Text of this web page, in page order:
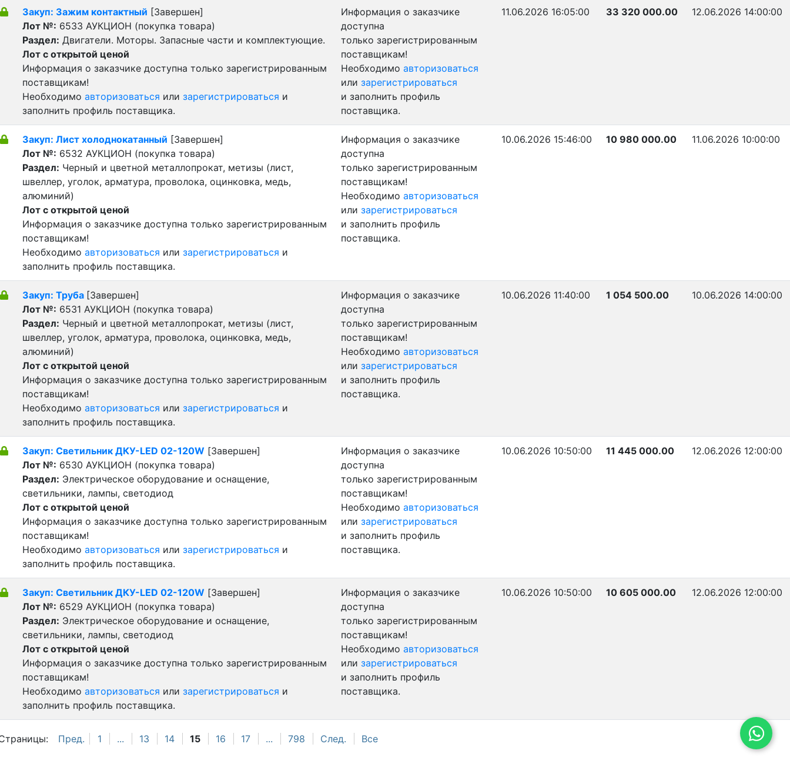
Пред. 1 ... 13 14 15 16 17 ... 798 След. Все
Закуп: Зажим контактный [Завершен]
Лот №: 6533 АУКЦИОН (покупка товара)
Раздел: Двигатели. Моторы. Запасные части и комплектующие.
Лот с открытой ценой
Информация о заказчике доступна только зарегистрированным
поставщикам!
Необходимо авторизоваться или зарегистрироваться и
заполнить профиль поставщика.
Информация о заказчике
доступна
только зарегистрированным
поставщикам!
Необходимо авторизоваться
или зарегистрироваться
и заполнить профиль
поставщика.
11.06.2026 16:05:00 33 320 000.00 12.06.2026 14:00:00
Закуп: Лист холоднокатанный [Завершен]
Лот №: 6532 АУКЦИОН (покупка товара)
Раздел: Черный и цветной металлопрокат, метизы (лист,
швеллер, уголок, арматура, проволока, оцинковка, медь,
алюминий)
Лот с открытой ценой
Информация о заказчике доступна только зарегистрированным
поставщикам!
Необходимо авторизоваться или зарегистрироваться и
заполнить профиль поставщика.
Информация о заказчике
доступна
только зарегистрированным
поставщикам!
Необходимо авторизоваться
или зарегистрироваться
и заполнить профиль
поставщика.
10.06.2026 15:46:00 10 980 000.00 11.06.2026 10:00:00
Закуп: Труба [Завершен]
Лот №: 6531 АУКЦИОН (покупка товара)
Раздел: Черный и цветной металлопрокат, метизы (лист,
швеллер, уголок, арматура, проволока, оцинковка, медь,
алюминий)
Лот с открытой ценой
Информация о заказчике доступна только зарегистрированным
поставщикам!
Необходимо авторизоваться или зарегистрироваться и
заполнить профиль поставщика.
Информация о заказчике
доступна
только зарегистрированным
поставщикам!
Необходимо авторизоваться
или зарегистрироваться
и заполнить профиль
поставщика.
10.06.2026 11:40:00 1 054 500.00 10.06.2026 14:00:00
Закуп: Светильник ДКУ-LED 02-120W [Завершен]
Лот №: 6530 АУКЦИОН (покупка товара)
Раздел: Электрическое оборудование и оснащение,
светильники, лампы, светодиод
Лот с открытой ценой
Информация о заказчике доступна только зарегистрированным
поставщикам!
Необходимо авторизоваться или зарегистрироваться и
заполнить профиль поставщика.
Информация о заказчике
доступна
только зарегистрированным
поставщикам!
Необходимо авторизоваться
или зарегистрироваться
и заполнить профиль
поставщика.
10.06.2026 10:50:00 11 445 000.00 12.06.2026 12:00:00
Закуп: Светильник ДКУ-LED 02-120W [Завершен]
Лот №: 6529 АУКЦИОН (покупка товара)
Раздел: Электрическое оборудование и оснащение,
светильники, лампы, светодиод
Лот с открытой ценой
Информация о заказчике доступна только зарегистрированным
поставщикам!
Необходимо авторизоваться или зарегистрироваться и
заполнить профиль поставщика.
Информация о заказчике
доступна
только зарегистрированным
поставщикам!
Необходимо авторизоваться
или зарегистрироваться
и заполнить профиль
поставщика.
10.06.2026 10:50:00 10 605 000.00 12.06.2026 12:00:00